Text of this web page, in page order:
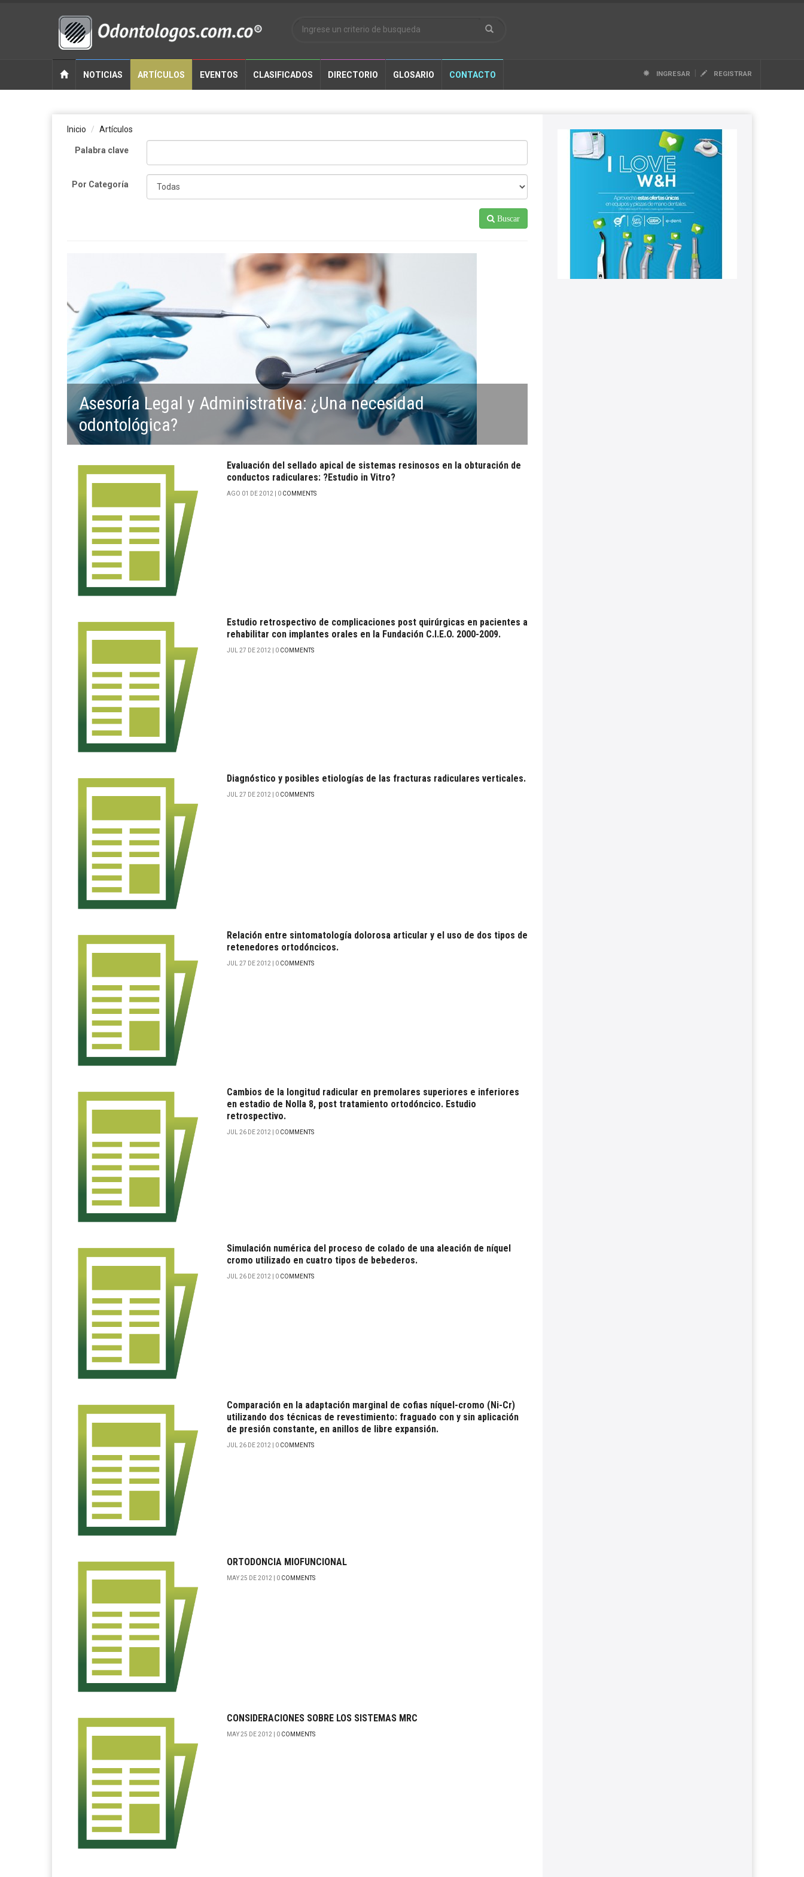
NOTICIAS ARTÍCULOS EVENTOS CLASIFICADOS DIRECTORIO GLOSARIO CONTACTO INGRESAR REGISTRAR
Inicio Artículos
Palabra clave
Por Categoría
Buscar
Asesoría Legal y Administrativa: ¿Una necesidad
odontológica?
Evaluación del sellado apical de sistemas resinosos en la obturación de
conductos radiculares: ?Estudio in Vitro?
AGO 01 DE 2012 | 0 COMMENTS
Estudio retrospectivo de complicaciones post quirúrgicas en pacientes a
rehabilitar con implantes orales en la Fundación C.I.E.O. 2000-2009.
JUL 27 DE 2012 | 0 COMMENTS
Diagnóstico y posibles etiologías de las fracturas radiculares verticales.
JUL 27 DE 2012 | 0 COMMENTS
Relación entre sintomatología dolorosa articular y el uso de dos tipos de
retenedores ortodóncicos.
JUL 27 DE 2012 | 0 COMMENTS
Cambios de la longitud radicular en premolares superiores e inferiores
en estadio de Nolla 8, post tratamiento ortodóncico. Estudio
retrospectivo.
JUL 26 DE 2012 | 0 COMMENTS
Simulación numérica del proceso de colado de una aleación de níquel
cromo utilizado en cuatro tipos de bebederos.
JUL 26 DE 2012 | 0 COMMENTS
Comparación en la adaptación marginal de cofias níquel-cromo (Ni-Cr)
utilizando dos técnicas de revestimiento: fraguado con y sin aplicación
de presión constante, en anillos de libre expansión.
JUL 26 DE 2012 | 0 COMMENTS
ORTODONCIA MIOFUNCIONAL
MAY 25 DE 2012 | 0 COMMENTS
CONSIDERACIONES SOBRE LOS SISTEMAS MRC
MAY 25 DE 2012 | 0 COMMENTS